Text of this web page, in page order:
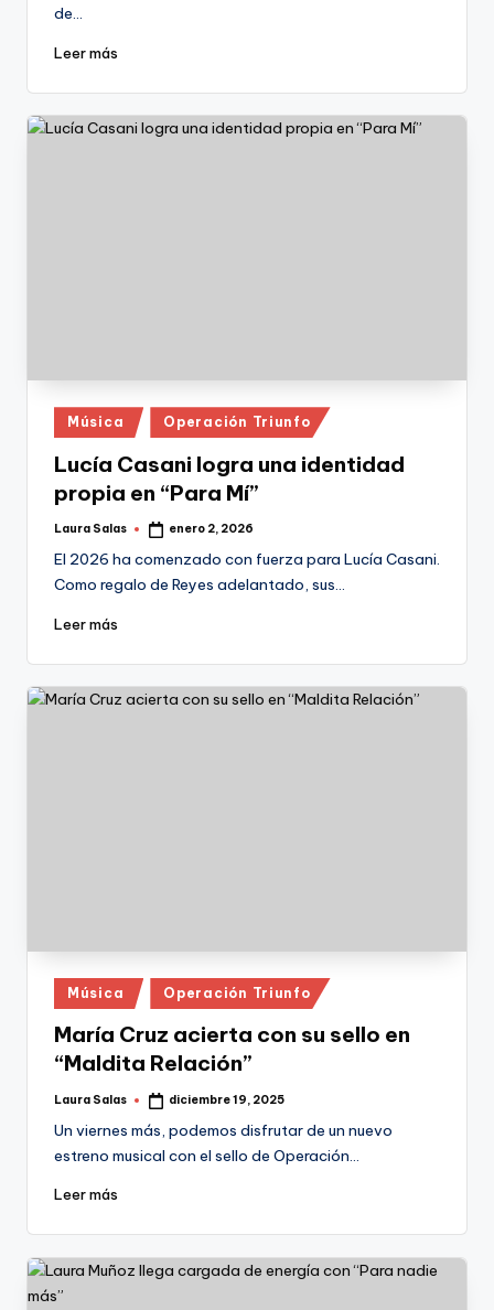
de…
Leer más
Publicado
en
Música Operación Triunfo
Lucía Casani logra una identidad
propia en “Para Mí”
Publicado
Laura Salas enero 2, 2026
El 2026 ha comenzado con fuerza para Lucía Casani.
Como regalo de Reyes adelantado, sus…
Leer más
Publicado
en
Música Operación Triunfo
María Cruz acierta con su sello en
“Maldita Relación”
Publicado
Laura Salas diciembre 19, 2025
Un viernes más, podemos disfrutar de un nuevo
estreno musical con el sello de Operación…
Leer más